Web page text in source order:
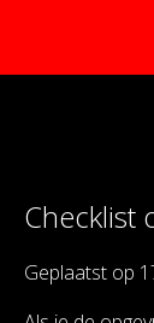
Checklist
Geplaatst op